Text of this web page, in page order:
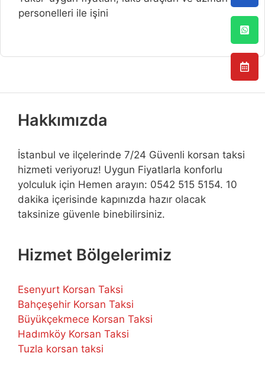
personelleri ile işini
Hakkımızda
İstanbul ve ilçelerinde 7/24 Güvenli korsan taksi
hizmeti veriyoruz! Uygun Fiyatlarla konforlu
yolculuk için Hemen arayın: 0542 515 5154. 10
dakika içerisinde kapınızda hazır olacak
taksinize güvenle binebilirsiniz.
Hizmet Bölgelerimiz
Esenyurt Korsan Taksi
Bahçeşehir Korsan Taksi
Büyükçekmece Korsan Taksi
Hadımköy Korsan Taksi
Tuzla korsan taksi